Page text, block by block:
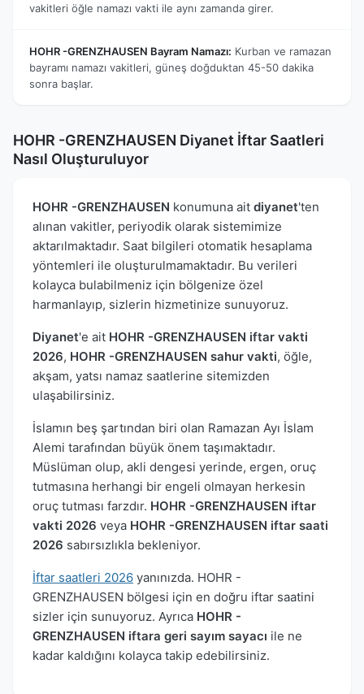
vakitleri öğle namazı vakti ile aynı zamanda girer.
HOHR -GRENZHAUSEN Bayram Namazı: Kurban ve ramazan
bayramı namazı vakitleri, güneş doğduktan 45-50 dakika
sonra başlar.
HOHR -GRENZHAUSEN Diyanet İftar Saatleri
Nasıl Oluşturuluyor
HOHR -GRENZHAUSEN konumuna ait diyanet'ten
alınan vakitler, periyodik olarak sistemimize
aktarılmaktadır. Saat bilgileri otomatik hesaplama
yöntemleri ile oluşturulmamaktadır. Bu verileri
kolayca bulabilmeniz için bölgenize özel
harmanlayıp, sizlerin hizmetinize sunuyoruz.
Diyanet'e ait HOHR -GRENZHAUSEN iftar vakti
2026, HOHR -GRENZHAUSEN sahur vakti, öğle,
akşam, yatsı namaz saatlerine sitemizden
ulaşabilirsiniz.
İslamın beş şartından biri olan Ramazan Ayı İslam
Alemi tarafından büyük önem taşımaktadır.
Müslüman olup, akli dengesi yerinde, ergen, oruç
tutmasına herhangi bir engeli olmayan herkesin
oruç tutması farzdır. HOHR -GRENZHAUSEN iftar
vakti 2026 veya HOHR -GRENZHAUSEN iftar saati
2026 sabırsızlıkla bekleniyor.
İftar saatleri 2026 yanınızda. HOHR -
GRENZHAUSEN bölgesi için en doğru iftar saatini
sizler için sunuyoruz. Ayrıca HOHR -
GRENZHAUSEN iftara geri sayım sayacı ile ne
kadar kaldığını kolayca takip edebilirsiniz.